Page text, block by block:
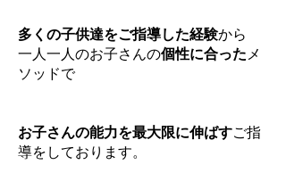
多くの子供達をご指導した経験から
一人一人のお子さんの個性に合った メ
ソッドで
お子さんの能力を最大限に伸ばすご指
導をしております。